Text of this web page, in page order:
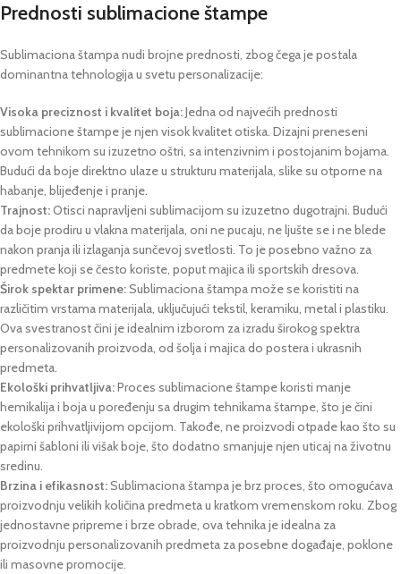
Prednosti sublimacione štampe
Sublimaciona štampa nudi brojne prednosti, zbog čega je postala
dominantna tehnologija u svetu personalizacije:
Visoka preciznost i kvalitet boja:Jedna od najvećih prednosti
sublimacione štampe je njen visok kvalitet otiska. Dizajni preneseni
ovom tehnikom su izuzetno oštri, sa intenzivnim i postojanim bojama.
Budući da boje direktno ulaze u strukturu materijala, slike su otporne na
habanje, blijeđenje i pranje.
Trajnost:Otisci napravljeni sublimacijom su izuzetno dugotrajni. Budući
da boje prodiru u vlakna materijala, oni ne pucaju, ne ljušte se i ne blede
nakon pranja ili izlaganja sunčevoj svetlosti. To je posebno važno za
predmete koji se često koriste, poput majica ili sportskih dresova.
Širok spektar primene:Sublimaciona štampa može se koristiti na
različitim vrstama materijala, uključujući tekstil, keramiku, metal i plastiku.
Ova svestranost čini je idealnim izborom za izradu širokog spektra
personalizovanih proizvoda, od šolja i majica do postera i ukrasnih
predmeta.
Ekološki prihvatljiva:Proces sublimacione štampe koristi manje
hemikalija i boja u poređenju sa drugim tehnikama štampe, što je čini
ekološki prihvatljivijom opcijom. Takođe, ne proizvodi otpade kao što su
papirni šabloni ili višak boje, što dodatno smanjuje njen uticaj na životnu
sredinu.
Brzina i efikasnost:Sublimaciona štampa je brz proces, što omogućava
proizvodnju velikih količina predmeta u kratkom vremenskom roku. Zbog
jednostavne pripreme i brze obrade, ova tehnika je idealna za
proizvodnju personalizovanih predmeta za posebne događaje, poklone
ili masovne promocije.